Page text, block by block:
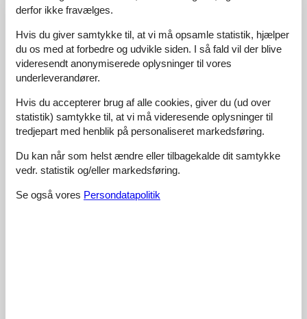
Küchenzeile war nützlich für schnelle Mahlzeiten und die schöne
beeindruckend.
4,5
Charming location!
5,0 maj 2026
Awesome spot for hiking and discovering the valleys.
4,5
derfor ikke fravælges.
Hvis du giver samtykke til, at vi må opsamle statistik, hjælper
du os med at forbedre og udvikle siden. I så fald vil der blive
videresendt anonymiserede oplysninger til vores
underleverandører.
Hvis du accepterer brug af alle cookies, giver du (ud over
statistik) samtykke til, at vi må videresende oplysninger til
tredjepart med henblik på personaliseret markedsføring.
Du kan når som helst ændre eller tilbagekalde dit samtykke
vedr. statistik og/eller markedsføring.
Se også vores Persondatapolitik